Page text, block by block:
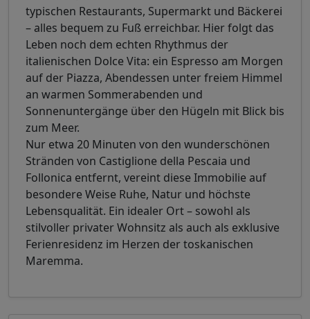
typischen Restaurants, Supermarkt und Bäckerei
– alles bequem zu Fuß erreichbar. Hier folgt das
Leben noch dem echten Rhythmus der
italienischen Dolce Vita: ein Espresso am Morgen
auf der Piazza, Abendessen unter freiem Himmel
an warmen Sommerabenden und
Sonnenuntergänge über den Hügeln mit Blick bis
zum Meer.
Nur etwa 20 Minuten von den wunderschönen
Stränden von Castiglione della Pescaia und
Follonica entfernt, vereint diese Immobilie auf
besondere Weise Ruhe, Natur und höchste
Lebensqualität. Ein idealer Ort – sowohl als
stilvoller privater Wohnsitz als auch als exklusive
Ferienresidenz im Herzen der toskanischen
Maremma.